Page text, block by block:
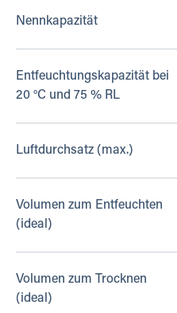
Nennkapazität
Entfeuchtungskapazität bei
20 °C und 75 % RL
Luftdurchsatz (max.)
Volumen zum Entfeuchten
(ideal)
Volumen zum Trocknen
(ideal)